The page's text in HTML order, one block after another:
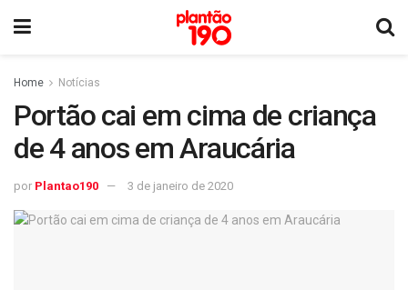
Home Notícias
Portão cai em cima de criança
de 4 anos em Araucária
por Plantao190 3 de janeiro de 2020